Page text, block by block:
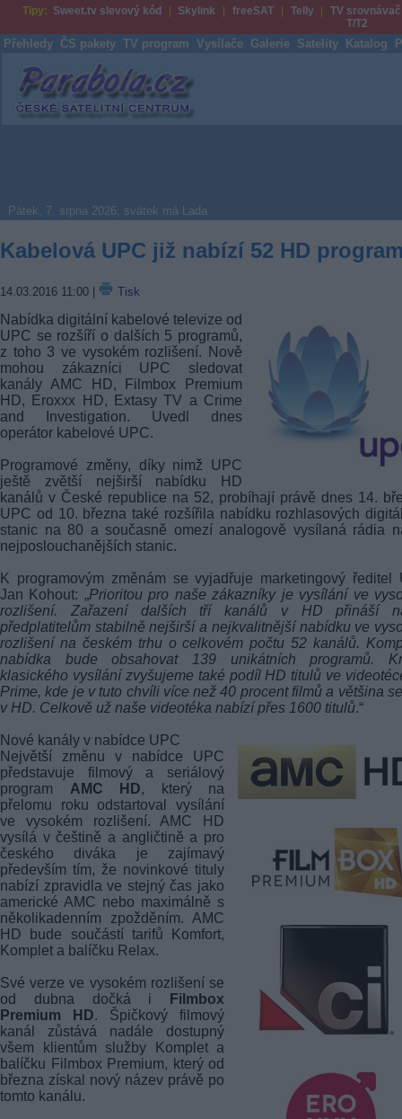
Tipy: Sweet.tv slevový kód Skylink freeSAT Telly
TV srovnávač
T/T2
Přehledy ČS pakety TV program Vysílače Galerie Satelity Katalog
Parabola.cz
Pátek, 7. srpna 2026, svátek má Lada
Kabelová UPC již nabízí 52 HD
14.03.2016 11:00 Tisk
Nabídka digitální kabelové televize od
UPC se rozšíří o dalších 5 programů,
z toho 3 ve vysokém rozlišení. Nově
mohou zákazníci UPC sledovat
kanály AMC HD, Filmbox Premium
HD, Eroxxx HD, Extasy TV a Crime
and Investigation. Uvedl dnes
operátor kabelové UPC.
Programové změny, díky nimž UPC
ještě zvětší nejširší nabídku HD
kanálů v České republice na 52, probíhají právě dnes 14.
UPC od 10. března také rozšířila nabídku rozhlasových
stanic na 80 a současně omezí analogově vysílaná rádia
nejposlouchanějších stanic.
K programovým změnám se vyjadřuje marketingový ředitel
Jan Kohout: „Prioritou pro naše zákazníky je vysílání ve
rozlišení. Zařazení dalších tří kanálů v HD přináší
předplatitelům stabilně nejširší a nejkvalitnější nabídku ve
rozlišení na českém trhu o celkovém počtu 52 kanálů.
nabídka bude obsahovat 139 unikátních programů.
klasického vysílání zvyšujeme také podíl HD titulů ve
Prime, kde je v tuto chvíli více než 40 procent filmů a většina
v HD. Celkově už naše videotéka nabízí přes 1600 titulů.“
Nové kanály v nabídce UPC
Největší změnu v nabídce UPC
představuje filmový a seriálový
program AMC HD, který na
přelomu roku odstartoval vysílání
ve vysokém rozlišení. AMC HD
vysílá v češtině a angličtině a pro
českého diváka je zajímavý
především tím, že novinkové tituly
nabízí zpravidla ve stejný čas jako
americké AMC nebo maximálně s
několikadenním zpožděním. AMC
HD bude součástí tarifů Komfort,
Komplet a balíčku Relax.
Své verze ve vysokém rozlišení se
od dubna dočká i
Filmbox
Premium HD. Špičkový filmový
kanál zůstává nadále dostupný
všem klientům služby Komplet a
balíčku Filmbox Premium, který od
března získal nový název právě po
tomto kanálu.